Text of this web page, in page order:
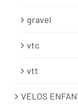
gravel
vtc
vtt
VELOS